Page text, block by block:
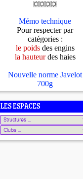
💥💥💥💥
Mémo technique
Pour respecter par
catégories :
le poids des engins
la hauteurdes haies
Nouvelle norme Javelot
700g
LES ESPACES